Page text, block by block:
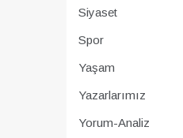
Siyaset
Spor
Yaşam
Yazarlarımız
Yorum-Analiz